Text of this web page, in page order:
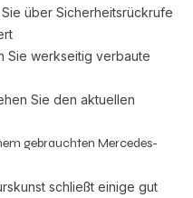
über Sicherheitsrückrufe
Sie werkseitig verbaute
Sie den aktuellen
gebrauchten Mercedes-
schließt einige gut